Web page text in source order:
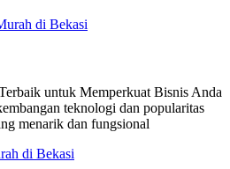
untuk Memperkuat Bisnis Anda
teknologi dan popularitas
menarik dan fungsional